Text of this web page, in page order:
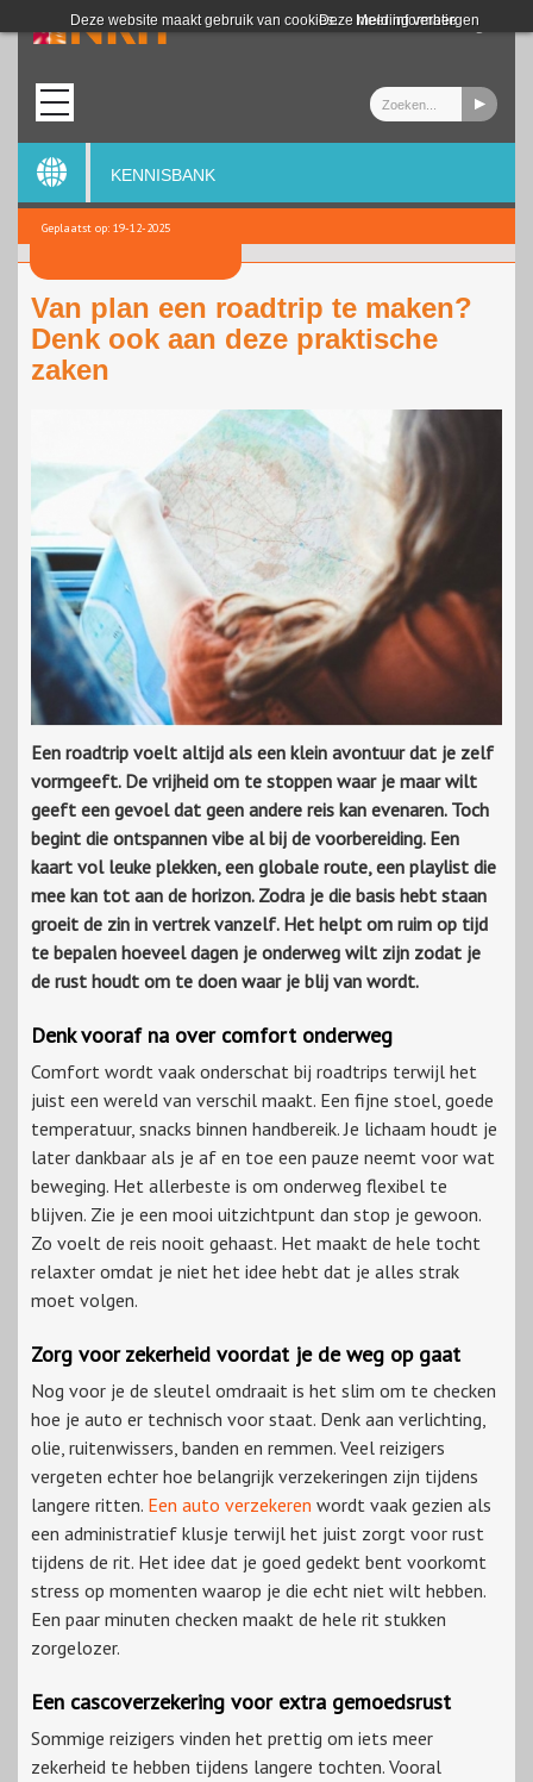
Deze website maakt gebruik van cookies. Meer informatie
Deze melding verbergen
Login
KENNISBANK
Geplaatst op: 19-12-2025
Van plan een roadtrip te maken?
Denk ook aan deze praktische
zaken
Een roadtrip voelt altijd als een klein avontuur dat je zelf
vormgeeft. De vrijheid om te stoppen waar je maar wilt
geeft een gevoel dat geen andere reis kan evenaren. Toch
begint die ontspannen vibe al bij de voorbereiding. Een
kaart vol leuke plekken, een globale route, een playlist die
mee kan tot aan de horizon. Zodra je die basis hebt staan
groeit de zin in vertrek vanzelf. Het helpt om ruim op tijd
te bepalen hoeveel dagen je onderweg wilt zijn zodat je
de rust houdt om te doen waar je blij van wordt.
Denk vooraf na over comfort onderweg
Comfort wordt vaak onderschat bij roadtrips terwijl het
juist een wereld van verschil maakt. Een fijne stoel, goede
temperatuur, snacks binnen handbereik. Je lichaam houdt je
later dankbaar als je af en toe een pauze neemt voor wat
beweging. Het allerbeste is om onderweg flexibel te
blijven. Zie je een mooi uitzichtpunt dan stop je gewoon.
Zo voelt de reis nooit gehaast. Het maakt de hele tocht
relaxter omdat je niet het idee hebt dat je alles strak
moet volgen.
Zorg voor zekerheid voordat je de weg op gaat
Nog voor je de sleutel omdraait is het slim om te checken
hoe je auto er technisch voor staat. Denk aan verlichting,
olie, ruitenwissers, banden en remmen. Veel reizigers
vergeten echter hoe belangrijk verzekeringen zijn tijdens
langere ritten. Een auto verzekeren wordt vaak gezien als
een administratief klusje terwijl het juist zorgt voor rust
tijdens de rit. Het idee dat je goed gedekt bent voorkomt
stress op momenten waarop je die echt niet wilt hebben.
Een paar minuten checken maakt de hele rit stukken
zorgelozer.
Een cascoverzekering voor extra gemoedsrust
Sommige reizigers vinden het prettig om iets meer
zekerheid te hebben tijdens langere tochten. Vooral